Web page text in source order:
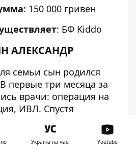
: 150 000 гривен
: БФ Kiddo
АЛЕКСАНДР
семьи сын родился
первые три месяца за
врачи: операция на
ИВЛ. Спустя
родители заметили, что
не так, как другие дети.
держит голову, не
Україна на часі Youtube